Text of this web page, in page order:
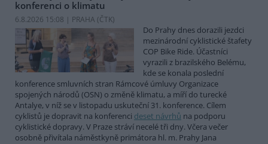
konferenci o klimatu
6.8.2026 15:08 | PRAHA (ČTK)
Do Prahy dnes dorazili jezdci
mezinárodní cyklistické štafety
COP Bike Ride. Účastníci
vyrazili z brazilského Belému,
kde se konala poslední
konference smluvních stran Rámcové úmluvy Organizace
spojených národů (OSN) o změně klimatu, a míří do turecké
Antalye, v níž se v listopadu uskuteční 31. konference. Cílem
cyklistů je dopravit na konferenci deset návrhů na podporu
cyklistické dopravy. V Praze stráví necelé tři dny. Včera večer
osobně přivítala náměstkyně primátora hl. m. Prahy Jana